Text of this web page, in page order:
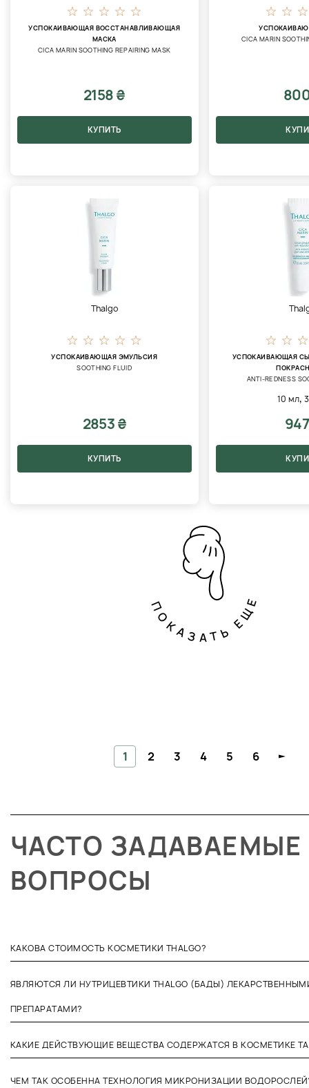
УСПОКАИВАЮЩАЯ ВОССТАНАВЛИВАЮЩАЯ
МАСКА
CICA MARIN SOOTHING REPAIRING MASK
2158 ₴
КУПИТЬ
CICA MARIN
Thalgo
УСПОКАИВАЮЩАЯ ЭМУЛЬСИЯ
SOOTHING FLUID
2853 ₴
КУПИТЬ
УСПОКАИВАЮЩАЯ
ANTI-REDNESS
10 мл,
ПОКАЗАТЬ ЕЩЕ
1 2 3 4 5 6
ЧАСТО ЗАДАВАЕМЫЕ
ВОПРОСЫ
КАКОВА СТОИМОСТЬ КОСМЕТИКИ THALGO?
ЯВЛЯЮТСЯ ЛИ НУТРИЦЕВТИКИ THALGO (БАДЫ)
ПРЕПАРАТАМИ?
КАКИЕ ДЕЙСТВУЮЩИЕ ВЕЩЕСТВА СОДЕРЖАТСЯ В КОСМЕТИКЕ
ЧЕМ ТАК ОСОБЕННА ТЕХНОЛОГИЯ МИКРОНИЗАЦИИ